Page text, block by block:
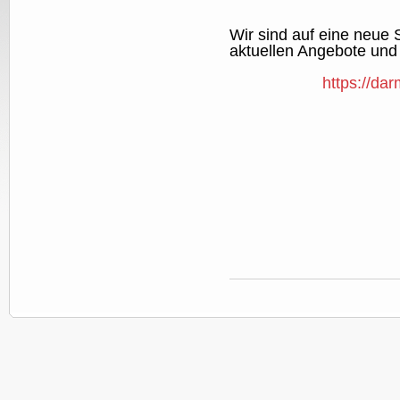
Wir sind auf eine neue
aktuellen Angebote
https://